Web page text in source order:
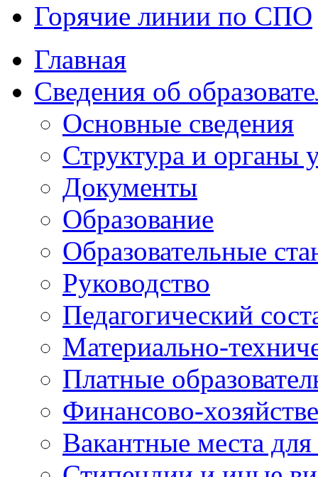
Горячие линии по СПО
Главная
Сведения об
Основные сведения
Структура и органы
Документы
Образование
Образовательные
Руководство
Педагогический
Материально-
Платные
Финансово-
Вакантные места